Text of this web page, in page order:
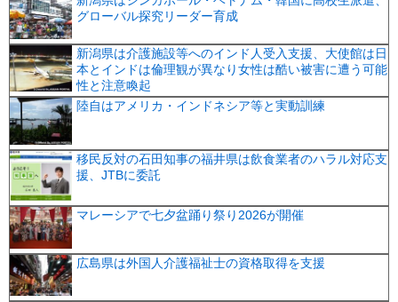
グローバル探究リーダー育成
新潟県は介護施設等へのインド人受入支援、大使館は日
本とインドは倫理観が異なり女性は酷い被害に遭う可能
性と注意喚起
陸自はアメリカ・インドネシア等と実動訓練
移民反対の石田知事の福井県は飲食業者のハラル対応支
援、JTBに委託
マレーシアで七夕盆踊り祭り2026が開催
広島県は外国人介護福祉士の資格取得を支援